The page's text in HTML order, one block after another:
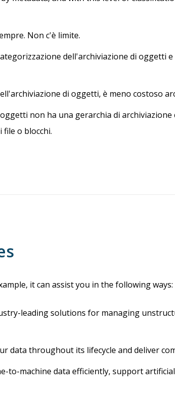
Non c'è limite.
dell'archiviazione di oggetti
di oggetti, è meno costoso
non ha una gerarchia di
o blocchi.
it can assist you in the following ways:
leading solutions for managing
data throughout its lifecycle and deliver
to-machine data efficiently, support